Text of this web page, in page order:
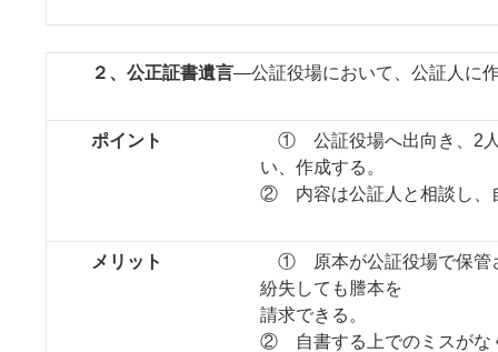
２、公正証書遺言―公証役場において、公証人に
ポイント
① 公証役場へ出向き、2人
い、作成する。
② 内容は公証人と相談し、
メリット
① 原本が公証役場で保管
紛失しても謄本を
請求できる。
② 自書する上でのミスがな